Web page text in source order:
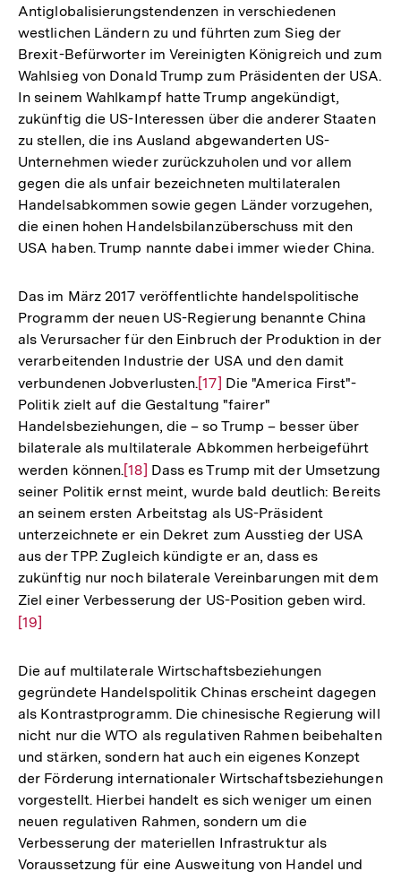
Antiglobalisierungstendenzen in verschiedenen
westlichen Ländern zu und führten zum Sieg der
Brexit-Befürworter im Vereinigten Königreich und zum
Wahlsieg von Donald Trump zum Präsidenten der USA.
In seinem Wahlkampf hatte Trump angekündigt,
zukünftig die US-Interessen über die anderer Staaten
zu stellen, die ins Ausland abgewanderten US-
Unternehmen wieder zurückzuholen und vor allem
gegen die als unfair bezeichneten multilateralen
Handelsabkommen sowie gegen Länder vorzugehen,
die einen hohen Handelsbilanzüberschuss mit den
USA haben. Trump nannte dabei immer wieder China.
Das im März 2017 veröffentlichte handelspolitische
Programm der neuen US-Regierung benannte China
als Verursacher für den Einbruch der Produktion in der
verarbeitenden Industrie der USA und den damit
verbundenen Jobverlusten.Zur
Auflösung
der
Fußnote
[17] Die "America First"-
Politik zielt auf die Gestaltung "fairer"
Handelsbeziehungen, die – so Trump – besser über
bilaterale als multilaterale Abkommen herbeigeführt
werden können.Zur
Auflösung
der
Fußnote
[18] Dass es Trump mit der Umsetzung
seiner Politik ernst meint, wurde bald deutlich: Bereits
an seinem ersten Arbeitstag als US-Präsident
unterzeichnete er ein Dekret zum Ausstieg der USA
aus der TPP. Zugleich kündigte er an, dass es
zukünftig nur noch bilaterale Vereinbarungen mit dem
Ziel einer Verbesserung der US-Position geben wird.
[19]
Die auf multilaterale Wirtschaftsbeziehungen
gegründete Handelspolitik Chinas erscheint dagegen
als Kontrastprogramm. Die chinesische Regierung will
nicht nur die WTO als regulativen Rahmen beibehalten
und stärken, sondern hat auch ein eigenes Konzept
der Förderung internationaler Wirtschaftsbeziehungen
vorgestellt. Hierbei handelt es sich weniger um einen
neuen regulativen Rahmen, sondern um die
Verbesserung der materiellen Infrastruktur als
Voraussetzung für eine Ausweitung von Handel und